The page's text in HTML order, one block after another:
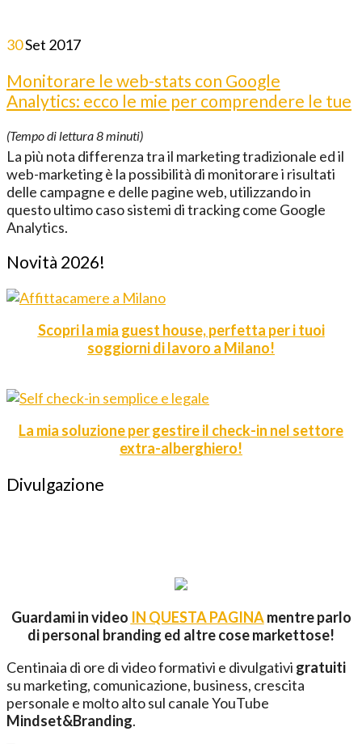
30Set 2017
Monitorare le web-stats con Google
Analytics: ecco le mie per comprendere le tue
(Tempo di lettura8minuti)
La più nota differenza tra il marketing tradizionale ed il
web-marketing è la possibilità di monitorare i risultati
delle campagne e delle pagine web, utilizzando in
questo ultimo caso sistemi di tracking come Google
Analytics.
Novità 2026!
Scopri la mia guest house, perfetta per i tuoi
soggiorni di lavoro a Milano!
La mia soluzione per gestire il check-in nel settore
extra-alberghiero!
Divulgazione
Guardami in video IN QUESTA PAGINAmentre parlo
di personal branding ed altre cose markettose!
Centinaia di ore di video formativi e divulgativi gratuiti
su marketing, comunicazione, business, crescita
personale e molto alto sul canale YouTube
Mindset&Branding.